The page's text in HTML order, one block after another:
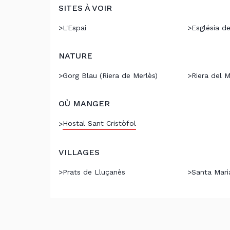
SITES À VOIR
>L'Espai >Església
NATURE
>Gorg Blau (Riera de Merlès) >Riera del
OÙ MANGER
>Hostal Sant Cristòfol
VILLAGES
>Prats de Lluçanès >Santa